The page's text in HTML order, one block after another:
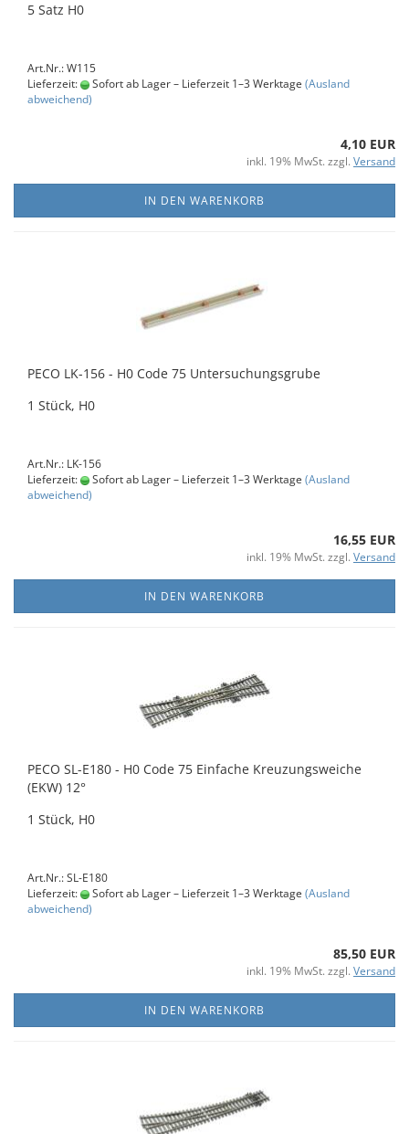
5 Satz H0
Art.Nr.: W115
Lieferzeit:
Sofort ab Lager – Lieferzeit 1–3 Werktage (Ausland
abweichend)
4,10 EUR
inkl. 19% MwSt. zzgl. Versand
IN DEN WARENKORB
PECO LK-156 - H0 Code 75 Untersuchungsgrube
1 Stück, H0
Art.Nr.: LK-156
Lieferzeit:
Sofort ab Lager – Lieferzeit 1–3 Werktage (Ausland
abweichend)
16,55 EUR
inkl. 19% MwSt. zzgl. Versand
IN DEN WARENKORB
PECO SL-E180 - H0 Code 75 Einfache Kreuzungsweiche
(EKW) 12°
1 Stück, H0
Art.Nr.: SL-E180
Lieferzeit:
Sofort ab Lager – Lieferzeit 1–3 Werktage (Ausland
abweichend)
85,50 EUR
inkl. 19% MwSt. zzgl. Versand
IN DEN WARENKORB